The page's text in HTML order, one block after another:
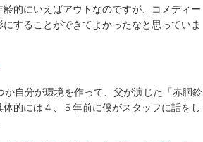
的にいえばアウトなのですが、コメディー
することができてよかったなと思っていま
自分が環境を作って、父が演じた「赤胴鈴
的には４、５年前に僕がスタッフに話をし